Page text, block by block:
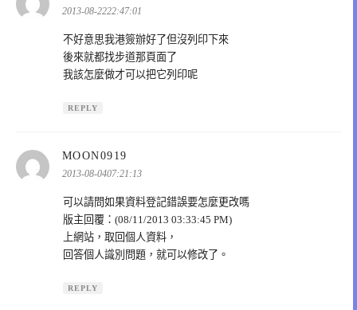
示:
2013-08-2222:47:01
不好意思我港簽辦好了但沒列印下來
後來就都找步道那頁面了
我該怎麼做才可以把它列印呢
REPLY
MOON0919
示:
2013-08-0407:21:13
可以請問如果資料登記錯誤要怎麼更改嗎
版主回覆：(08/11/2013 03:33:45 PM)
上網站，取回個人資料，
回答個人識別問題，就可以修改了。
REPLY